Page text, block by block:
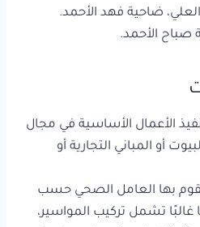
العلي، ضاحية فهد الأحمد.
صباح الأحمد.
الأعمال الأساسية في مجال
أو المباني التجارية أو
بها العامل الصحي حسب
تشمل تركيب المواسير،